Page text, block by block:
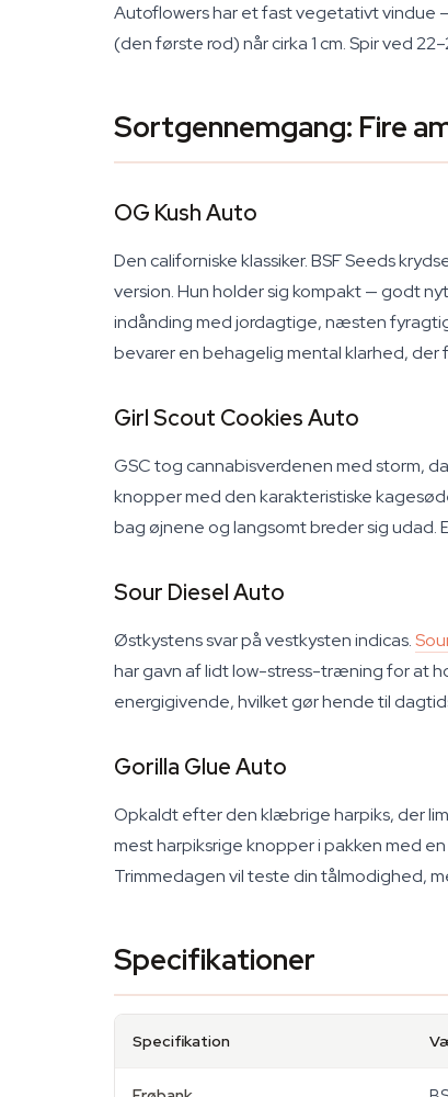
Autoflowers har et fast vegetativt vindue
(den første rod) når cirka 1 cm. Spir ved
Sortgennemgang: Fire
OG Kush Auto
Den californiske klassiker. BSF Seeds
version. Hun holder sig kompakt — godt
indånding med jordagtige, næsten
bevarer en behagelig mental klarhed,
Girl Scout Cookies Auto
GSC tog cannabisverdenen med storm,
knopper med den karakteristiske
bag øjnene og langsomt breder sig udad.
Sour Diesel Auto
Østkystens svar på vestkysten indicas.
har gavn af lidt low-stress-træning for at
energigivende, hvilket gør hende til
Gorilla Glue Auto
Opkaldt efter den klæbrige harpiks, der
mest harpiksrige knopper i pakken med
Trimmedagen vil teste din tålmodighed,
Specifikationer
Specifikation